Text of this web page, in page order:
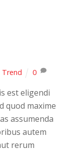
Trend 0
est eligendi
quod maxime
assumenda
autem
rerum